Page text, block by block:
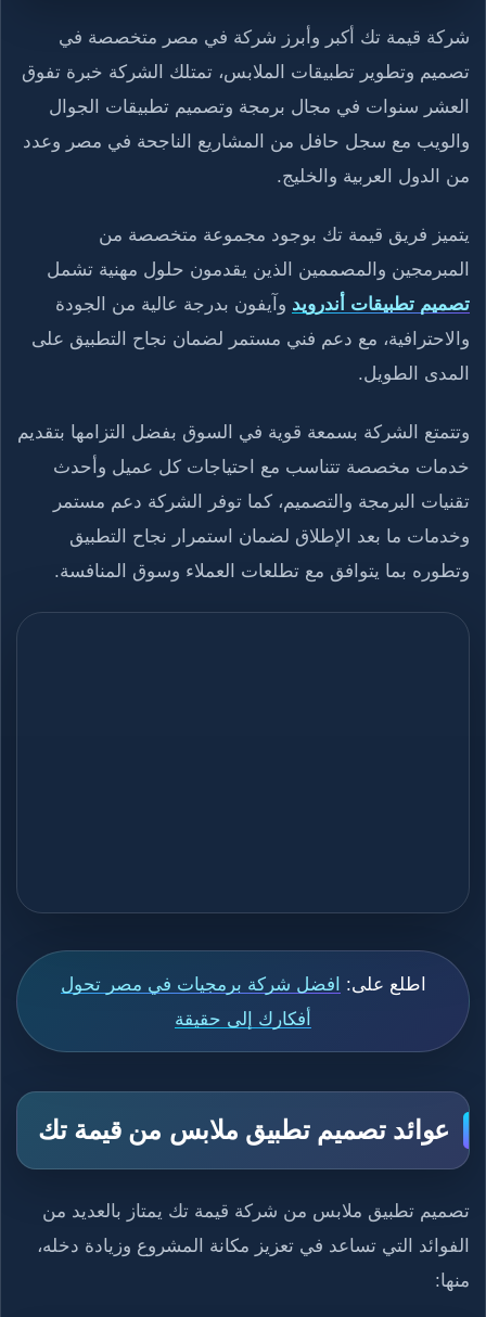
شركة قيمة تك أكبر وأبرز شركة في مصر متخصصة في
تصميم وتطوير تطبيقات الملابس، تمتلك الشركة خبرة تفوق
العشر سنوات في مجال برمجة وتصميم تطبيقات الجوال
والويب مع سجل حافل من المشاريع الناجحة في مصر وعدد
من الدول العربية والخليج.
يتميز فريق قيمة تك بوجود مجموعة متخصصة من
المبرمجين والمصممين الذين يقدمون حلول مهنية تشمل
تصميم تطبيقات أندرويد وآيفون بدرجة عالية من الجودة
والاحترافية، مع دعم فني مستمر لضمان نجاح التطبيق على
المدى الطويل.
وتتمتع الشركة بسمعة قوية في السوق بفضل التزامها بتقديم
خدمات مخصصة تتناسب مع احتياجات كل عميل وأحدث
تقنيات البرمجة والتصميم، كما توفر الشركة دعم مستمر
وخدمات ما بعد الإطلاق لضمان استمرار نجاح التطبيق
وتطوره بما يتوافق مع تطلعات العملاء وسوق المنافسة.​​
اطلع على:
افضل شركة برمجيات في مصر تحول
أفكارك إلى حقيقة
عوائد تصميم تطبيق ملابس من قيمة تك
تصميم تطبيق ملابس من شركة قيمة تك يمتاز بالعديد من
الفوائد التي تساعد في تعزيز مكانة المشروع وزيادة دخله،
منها: